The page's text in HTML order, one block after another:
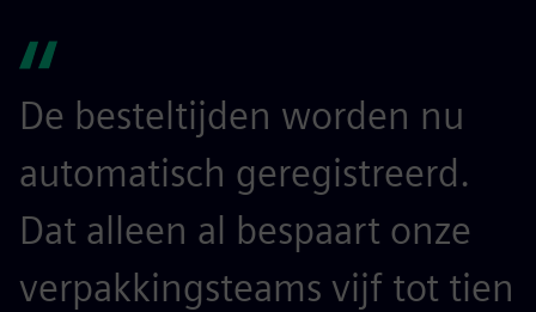
De besteltijden worden nu
automatisch geregistreerd.
Dat alleen al bespaart onze
verpakkingsteams vijf tot tien